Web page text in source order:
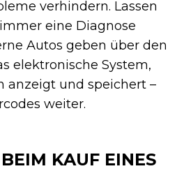
verhindern. Lassen
eine Diagnose
Autos geben über den
elektronische System,
anzeigt und speichert –
weiter.
KAUF EINES